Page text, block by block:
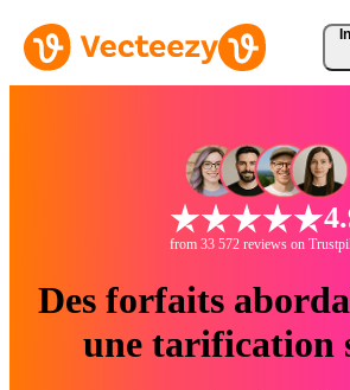
from 33 572 reviews on
Des forfaits
une tarification